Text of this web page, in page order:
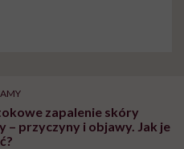
zapalenie skóry
– przyczyny i objawy. Jak je